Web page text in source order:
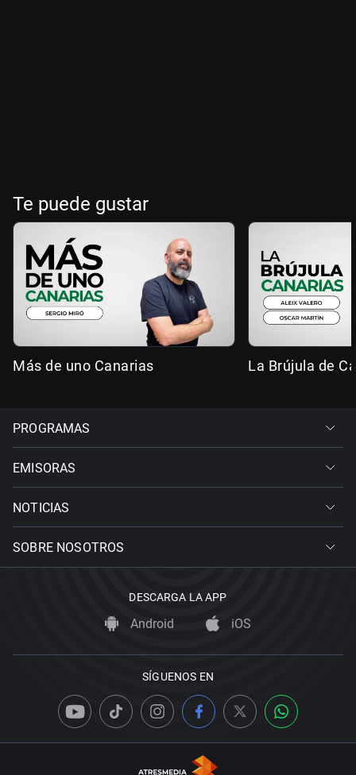
Te puede gustar
Más de uno Canarias La Brújula de
PROGRAMAS
EMISORAS
NOTICIAS
SOBRE NOSOTROS
DESCARGA LA APP
Android iOS
SÍGUENOS EN